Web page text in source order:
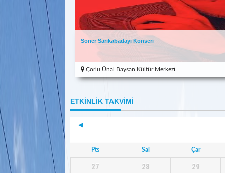
Soner Sarıkabadayı Konseri
Çorlu Ünal Baysan Kültür Merkezi
ETKİNLİK TAKVİMİ
Pts Sal Çar
27 28 29